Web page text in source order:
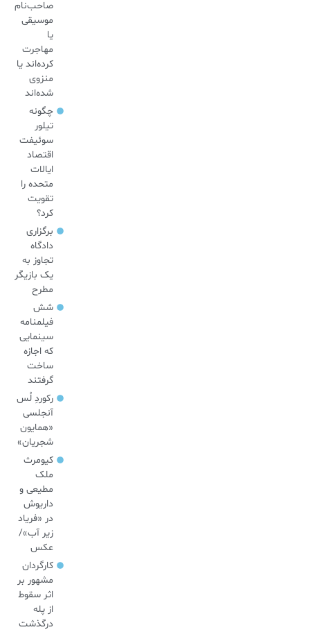
صاحب‌نام
موسیقی
یا
مهاجرت
کرده‌اند یا
منزوی
شده‌اند
چگونه
تیلور
سوئیفت
اقتصاد
ایالات
متحده را
تقویت
کرد؟
برگزاری
دادگاه
تجاوز به
یک بازیگر
مطرح
شش
فیلمنامه
سینمایی
که اجازه
ساخت
گرفتند
رکوردِ لُس
آنجلسی
«همایون
شجریان»
کیومرث
ملک
مطیعی و
داریوش
در «فریاد
زیر آب»/
عکس
کارگردان
مشهور بر
اثر سقوط
از پله
درگذشت